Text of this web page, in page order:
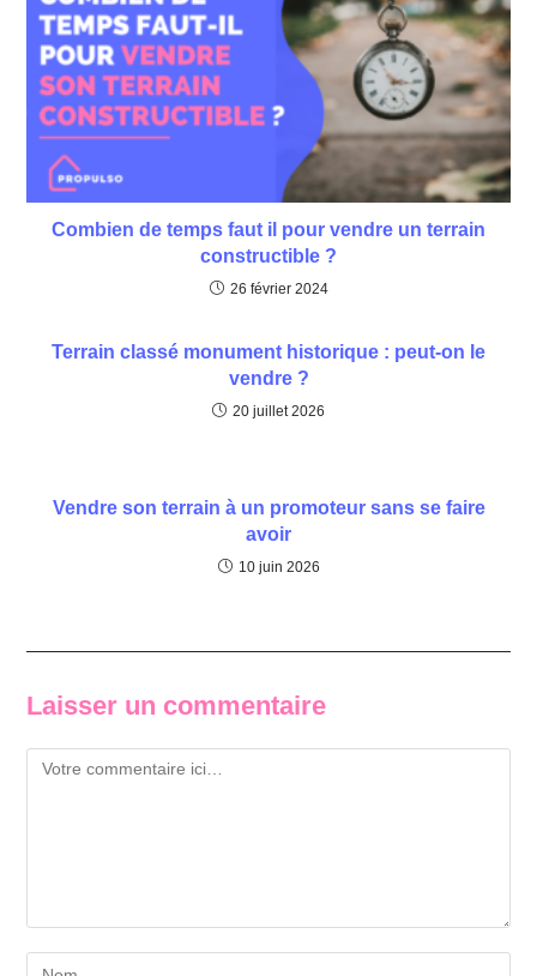
Combien de temps faut il pour vendre un terrain
constructible ?
26 février 2024
Terrain classé monument historique : peut-on le
vendre ?
20 juillet 2026
Vendre son terrain à un promoteur sans se faire
avoir
10 juin 2026
Laisser un commentaire
Comment
Enter